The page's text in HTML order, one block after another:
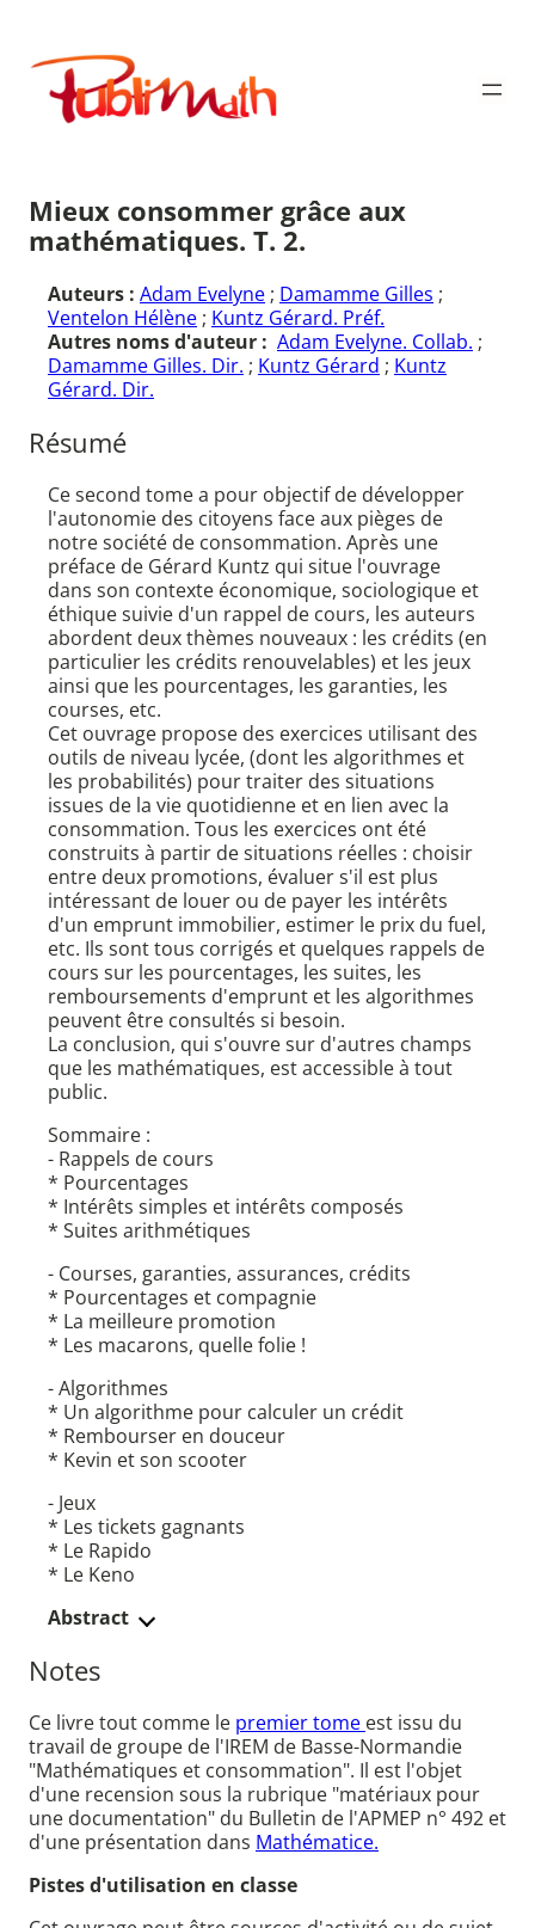
contenu
Publimath
Mieux consommer grâce aux
mathématiques. T. 2.
Auteurs : Adam Evelyne ; Damamme Gilles ;
Ventelon Hélène ; Kuntz Gérard. Préf.
Autres noms d'auteur : Adam Evelyne. Collab. ;
Damamme Gilles. Dir. ; Kuntz Gérard ; Kuntz
Gérard. Dir.
Résumé
Ce second tome a pour objectif de développer
l'autonomie des citoyens face aux pièges de
notre société de consommation. Après une
préface de Gérard Kuntz qui situe l'ouvrage
dans son contexte économique, sociologique et
éthique suivie d'un rappel de cours, les auteurs
abordent deux thèmes nouveaux : les crédits (en
particulier les crédits renouvelables) et les jeux
ainsi que les pourcentages, les garanties, les
courses, etc.
Cet ouvrage propose des exercices utilisant des
outils de niveau lycée, (dont les algorithmes et
les probabilités) pour traiter des situations
issues de la vie quotidienne et en lien avec la
consommation. Tous les exercices ont été
construits à partir de situations réelles : choisir
entre deux promotions, évaluer s'il est plus
intéressant de louer ou de payer les intérêts
d'un emprunt immobilier, estimer le prix du fuel,
etc. Ils sont tous corrigés et quelques rappels de
cours sur les pourcentages, les suites, les
remboursements d'emprunt et les algorithmes
peuvent être consultés si besoin.
La conclusion, qui s'ouvre sur d'autres champs
que les mathématiques, est accessible à tout
public.
Sommaire :
- Rappels de cours
* Pourcentages
* Intérêts simples et intérêts composés
* Suites arithmétiques
- Courses, garanties, assurances, crédits
* Pourcentages et compagnie
* La meilleure promotion
* Les macarons, quelle folie !
- Algorithmes
* Un algorithme pour calculer un crédit
* Rembourser en douceur
* Kevin et son scooter
- Jeux
* Les tickets gagnants
* Le Rapido
* Le Keno
Abstract
Notes
Ce livre tout comme le premier tome est issu du
travail de groupe de l'IREM de Basse-Normandie
"Mathématiques et consommation". Il est l'objet
d'une recension sous la rubrique "matériaux pour
une documentation" du Bulletin de l'APMEP n° 492 et
d'une présentation dans Mathématice.
Pistes d'utilisation en classe